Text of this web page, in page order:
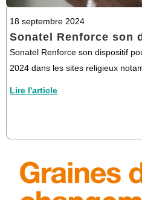
18 septembre 2024
Sonatel Renforce
Sonatel Renforce son dispositif
2024 dans les sites religieux
Lire l'article